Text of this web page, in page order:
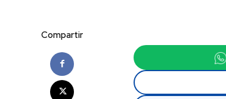
Compartir